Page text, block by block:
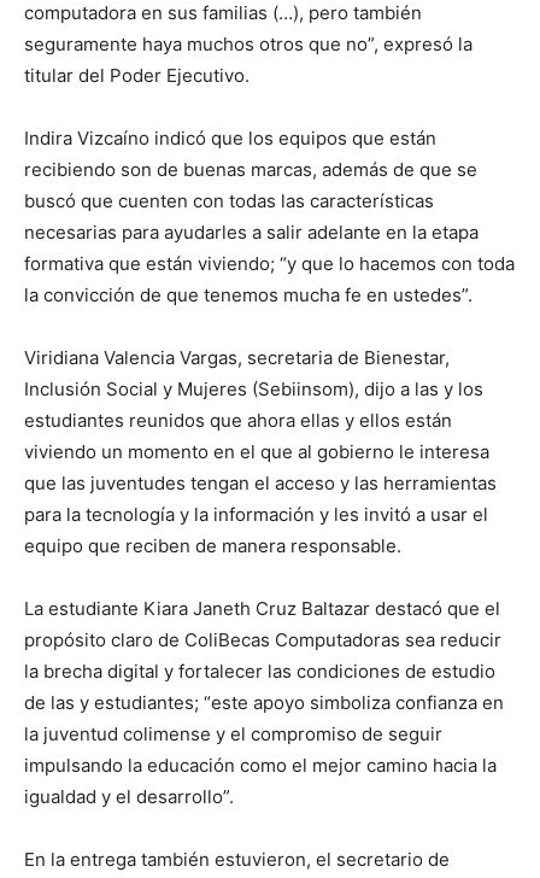
computadora en sus familias (…), pero también
seguramente haya muchos otros que no”, expresó la
titular del Poder Ejecutivo.
Indira Vizcaíno indicó que los equipos que están
recibiendo son de buenas marcas, además de que se
buscó que cuenten con todas las características
necesarias para ayudarles a salir adelante en la etapa
formativa que están viviendo; “y que lo hacemos con toda
la convicción de que tenemos mucha fe en ustedes”.
Viridiana Valencia Vargas, secretaria de Bienestar,
Inclusión Social y Mujeres (Sebiinsom), dijo a las y los
estudiantes reunidos que ahora ellas y ellos están
viviendo un momento en el que al gobierno le interesa
que las juventudes tengan el acceso y las herramientas
para la tecnología y la información y les invitó a usar el
equipo que reciben de manera responsable.
La estudiante Kiara Janeth Cruz Baltazar destacó que el
propósito claro de ColiBecas Computadoras sea reducir
la brecha digital y fortalecer las condiciones de estudio
de las y estudiantes; “este apoyo simboliza confianza en
la juventud colimense y el compromiso de seguir
impulsando la educación como el mejor camino hacia la
igualdad y el desarrollo”.
En la entrega también estuvieron, el secretario de